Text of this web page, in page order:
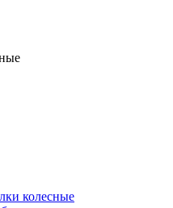
колесные